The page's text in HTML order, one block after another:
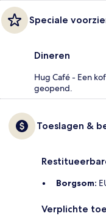
Speciale
Dineren
Hug Café - Een
geopend.
Toeslagen &
Borgsom:
Verplichte